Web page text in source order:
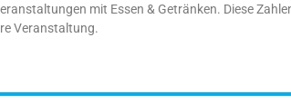
mit Essen & Getränken. Diese
Veranstaltung.